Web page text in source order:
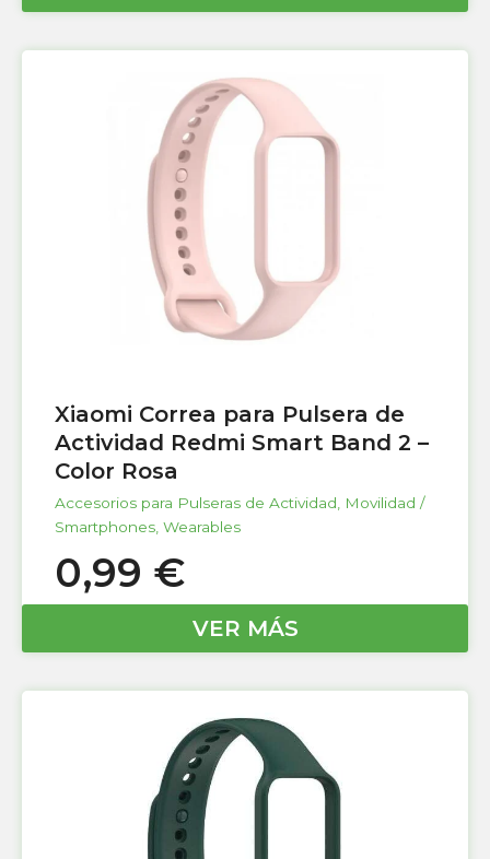
Xiaomi Correa para Pulsera de
Actividad Redmi Smart Band 2 –
Color Rosa
Accesorios para Pulseras de Actividad, Movilidad /
Smartphones, Wearables
0,99 €
VER MÁS